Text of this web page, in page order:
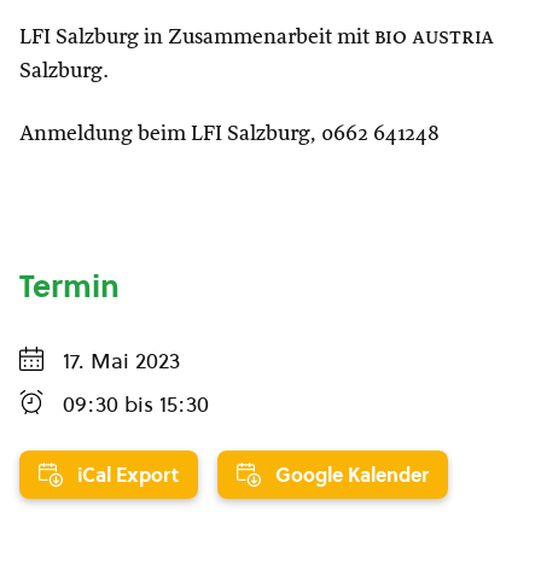
LFI Salzburg in Zusammenarbeit mit bio austria
Salzburg.
Anmeldung beim LFI Salzburg, 0662 641248
Termin
17. Mai 2023
09:30 bis 15:30
iCal Export Google Kalender